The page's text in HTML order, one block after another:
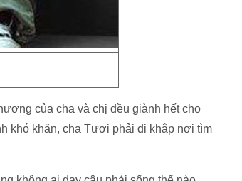
của cha và chị đều giành hết cho
khó khăn, cha Tươi phải đi khắp nơi tìm